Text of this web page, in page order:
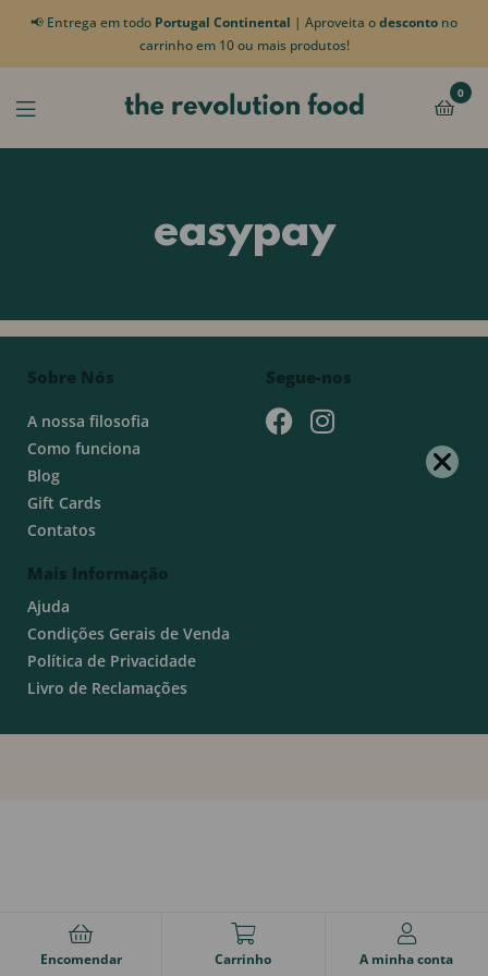
📢 Entrega em todo Portugal Continental | Aproveita odesconto no
carrinho em 10 ou mais produtos!
0
easypay
Sobre Nós
A nossa filosofia
Como funciona
Blog
Gift Cards
Contatos
Mais Informação
Ajuda
Condições Gerais de Venda
Política de Privacidade
Livro de Reclamações
Segue-nos
Encomendar Carrinho A minha conta